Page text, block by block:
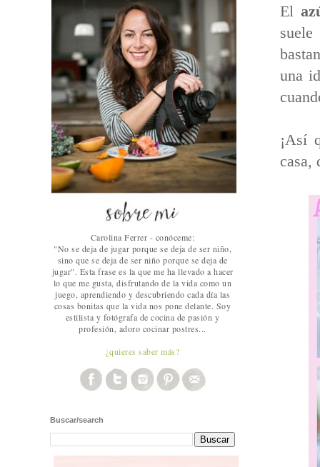
El
una
¡Así
casa,
Carolina Ferrer - conóceme:
"No se deja de jugar porque se deja de ser niño,
sino que se deja de ser niño porque se deja de
jugar". Esta frase es la que me ha llevado a hacer
lo que me gusta, disfrutando de la vida como un
juego, aprendiendo y descubriendo cada día las
cosas bonitas que la vida nos pone delante. Soy
estilista y fotógrafa de cocina de pasión y
profesión, adoro cocinar postres...
¿quieres saber más?
Buscar/search